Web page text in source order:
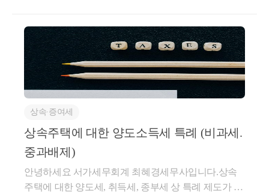
개정되어 26년으로 연장된 바 있습니다. 정부의 기조
상 일몰될 수 있는 가능성도 높아보이지만, 일반적으
로 특례는 연장이 되는 경우도 많습니다. 이번 7월 개
정안을 유심히 지켜보아야 하겠습니다. 만약 일몰되
어 26년 말까지라면, 계약체결일과 임대개시일이 모
두 26년 말 전까지 시작되어야 합니다.
예) 26년 12월 1일 계약체결 26년 12월 20일 임대개
시
계약기간 26년 12월 20일 ~ 28년 12월 20일
-> 상생 임대 가능
이었는데,이 부분을 공유하면 좋을 것 같아서 포스팅
을 남깁니다.모든 재산, 즉 부동산이든 현물, 현금이든,
주식이든어떤 자산의 형태를 가지든부모가 자녀에게
그 재산을 이전하고자 한다면증여나 상속 (간혹 양도)
의 방법으로진행하셔야 합니다.이 모든 행위에는 당연
히 세금이 붙습니다.상속세와 증여세율은 그 세율이
같은데요.10억이 초과되면 40%,30억이 초과되면 무려
절반인 50%의 세율이 붙습니다.현금으로 만약 증여나
만,그 현금으로 바로 세금을 납부할 수는 있습니다.그
런데 문제는 현물 재산 (부동산 기타 등등) 을 받거나주
식 지분 등을 받게 되는 경우현금이 부족하여 세금을
상속∙증여세
상속주택에 대한 양도소득세 특례 (비과세.
중과배제)
안녕하세요 서가세무회계 최혜경세무사입니다.상속
주택에 대한 양도세, 취득세, 종부세 상 특례 제도가 있